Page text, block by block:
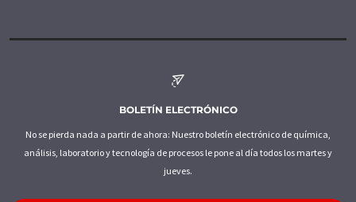
BOLETÍN ELECTRÓNICO
No se pierda nada a partir de ahora: Nuestro boletín electrónico de química,
análisis, laboratorio y tecnología de procesos le pone al día todos los martes y
jueves.